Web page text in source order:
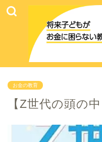
お金の教育
【Z世代の頭の